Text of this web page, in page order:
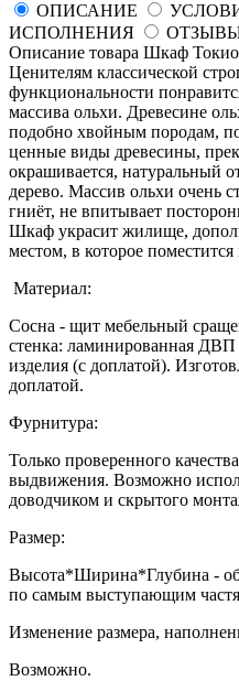
ОПИСАНИЕ
ИСПОЛНЕНИЯ
Описание товара Шкаф Токио
Ценителям классической
функциональности
массива ольхи. Древесине
подобно хвойным породам,
ценные виды древесины,
окрашивается, натуральный
дерево. Массив ольхи очень
гниёт, не впитывает
Шкаф украсит жилище,
местом, в которое
Материал:
Сосна - щит мебельный
стенка: ламинированная ДВП
изделия (с доплатой).
доплатой.
Фурнитура:
Только проверенного
выдвижения. Возможно
доводчиком и скрытого
Размер:
Высота*Ширина*Глубина -
по самым выступающим
Изменение размера,
Возможно.